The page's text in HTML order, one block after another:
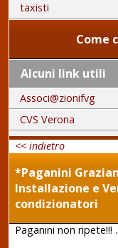
taxisti
Come
Alcuni link utili
Associ@zionifvg
CVS Verona
<< indietro
*Paganini
Installazione e
condizionatori
Paganini non ripete!!!